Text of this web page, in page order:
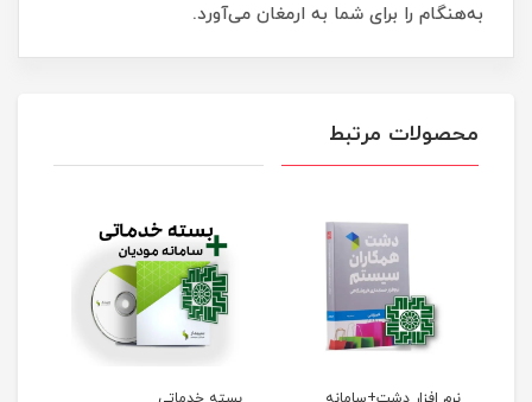
به‌هنگام را برای شما به ارمغان می‌آورد.
محصولات مرتبط
نرم افزار دشت+سامانه بسته خدماتی